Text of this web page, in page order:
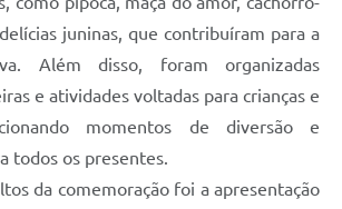
juninas, que contribuíram para a
Além disso, foram organizadas
e atividades voltadas para crianças e
momentos de diversão e
todos os presentes.
da comemoração foi a apresentação